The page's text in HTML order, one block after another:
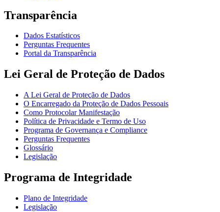
Transparência
Dados Estatísticos
Perguntas Frequentes
Portal da Transparência
Lei Geral de Proteção de Dados
A Lei Geral de Proteção de Dados
O Encarregado da Proteção de Dados Pessoais
Como Protocolar Manifestação
Política de Privacidade e Termo de Uso
Programa de Governança e Compliance
Perguntas Frequentes
Glossário
Legislação
Programa de Integridade
Plano de Integridade
Legislação